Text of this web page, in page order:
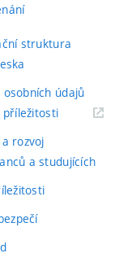
struktura
údajů
příležitosti(externí
rozvoj
a studujících